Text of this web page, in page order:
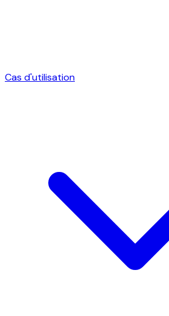
Cas d'utilisation